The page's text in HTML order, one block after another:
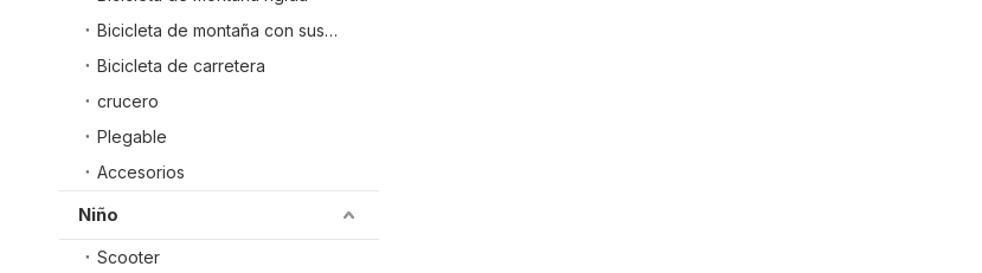
Bicicleta de montaña con suspensión total
Bicicleta de carretera
crucero
Plegable
Accesorios
Niño
Scooter